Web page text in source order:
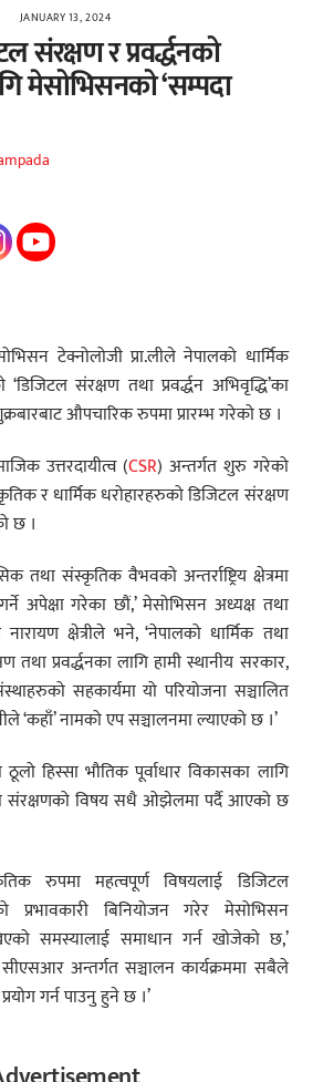
JANUARY 13, 2024
संरक्षण र प्रवर्द्धनको
मेसोभिसनको ‘सम्पदा
टेक्नोलोजी प्रा.लीले नेपालको धार्मिक
संरक्षण तथा प्रवर्द्धन अभिवृद्धि’का
औपचारिक रुपमा प्रारम्भ गरेको छ ।
उत्तरदायीत्व (CSR) अन्तर्गत शुरु गरेको
र धार्मिक धरोहारहरुको डिजिटल संरक्षण
छ ।
तथा संस्कृतिक वैभवको अन्तर्राष्ट्रिय क्षेत्रमा
अपेक्षा गरेका छौं,’ मेसोभिसन अध्यक्ष तथा
क्षेत्रीले भने, ‘नेपालको धार्मिक तथा
प्रवर्द्धनका लागि हामी स्थानीय सरकार,
सहकार्यमा यो परियोजना सञ्चालित
‘कहाँ’ नामको एप सञ्चालनमा ल्याएको छ ।’
हिस्सा भौतिक पूर्वाधार विकासका लागि
संरक्षणको विषय सधै ओझेलमा पर्दै आएको छ
रुपमा महत्वपूर्ण विषयलाई डिजिटल
प्रभावकारी बिनियोजन गरेर मेसोभिसन
समस्यालाई समाधान गर्न खोजेको छ,’
अन्तर्गत सञ्चालन कार्यक्रममा सबैले
गर्न पाउनु हुने छ ।’